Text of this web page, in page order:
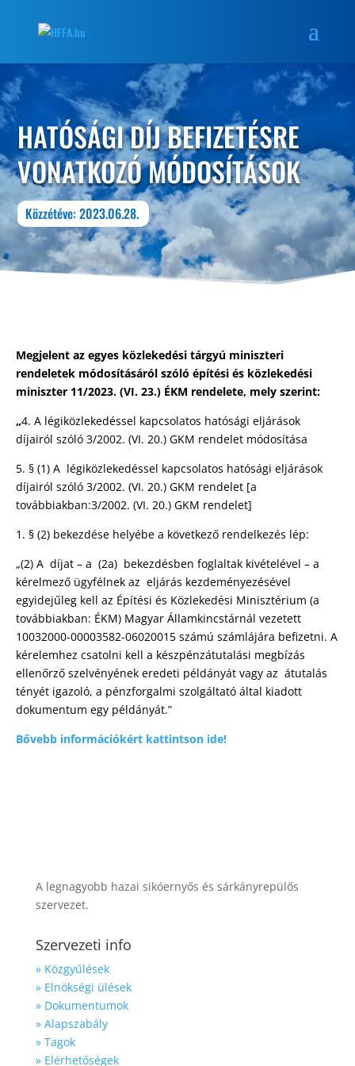
HATÓSÁGI DÍJ BEFIZETÉSRE
VONATKOZÓ MÓDOSÍTÁSOK
Közzétéve: 2023.06.28.
Megjelent az egyes közlekedési tárgyú miniszteri
rendeletek módosításáról szóló építési és közlekedési
miniszter 11/2023. (VI. 23.) ÉKM rendelete, mely szerint:
„4. A légiközlekedéssel kapcsolatos hatósági eljárások
díjairól szóló 3/2002. (VI. 20.) GKM rendelet módosítása
5. § (1) A légiközlekedéssel kapcsolatos hatósági eljárások
díjairól szóló 3/2002. (VI. 20.) GKM rendelet [a
továbbiakban:3/2002. (VI. 20.) GKM rendelet]
1. § (2) bekezdése helyébe a következő rendelkezés lép:
„(2) A díjat – a (2a) bekezdésben foglaltak kivételével – a
kérelmező ügyfélnek az eljárás kezdeményezésével
egyidejűleg kell az Építési és Közlekedési Minisztérium (a
továbbiakban: ÉKM) Magyar Államkincstárnál vezetett
10032000-00003582-06020015 számú számlájára befizetni. A
kérelemhez csatolni kell a készpénzátutalási megbízás
ellenőrző szelvényének eredeti példányát vagy az átutalás
tényét igazoló, a pénzforgalmi szolgáltató által kiadott
dokumentum egy példányát.”
Bővebb információkért kattintson ide!
A legnagyobb hazai sikóernyős és sárkányrepülős
szervezet.
Szervezeti info
» Közgyűlések
» Elnökségi ülések
» Dokumentumok
» Alapszabály
» Tagok
» Elérhetőségek